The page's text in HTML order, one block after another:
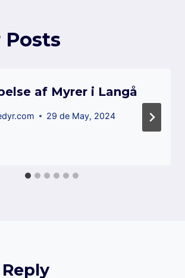
Posts
af Myrer i Langå
29 de May, 2024